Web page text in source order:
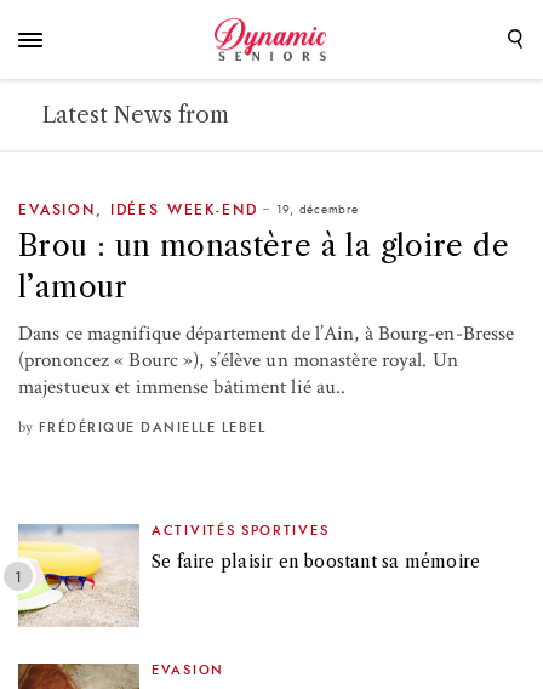
Latest News from
EVASION IDÉES WEEK-END 19, décembre
Brou : un monastère à la gloire de
l’amour
Dans ce magnifique département de l’Ain, à Bourg-en-Bresse
(prononcez « Bourc »), s’élève un monastère royal. Un
majestueux et immense bâtiment lié au..
by FRÉDÉRIQUE DANIELLE LEBEL
ACTIVITÉS SPORTIVES
Se faire plaisir en boostant sa mémoire
EVASION